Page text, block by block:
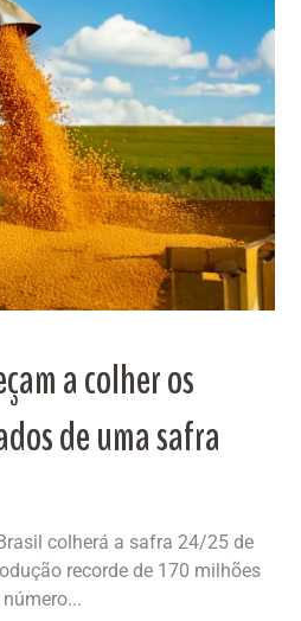
a colher os
de uma safra
colherá a safra 24/25 de
recorde de 170 milhões